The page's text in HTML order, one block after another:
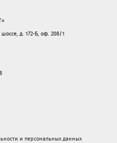
д. 172-Б, оф. 208/1
и персональных данных